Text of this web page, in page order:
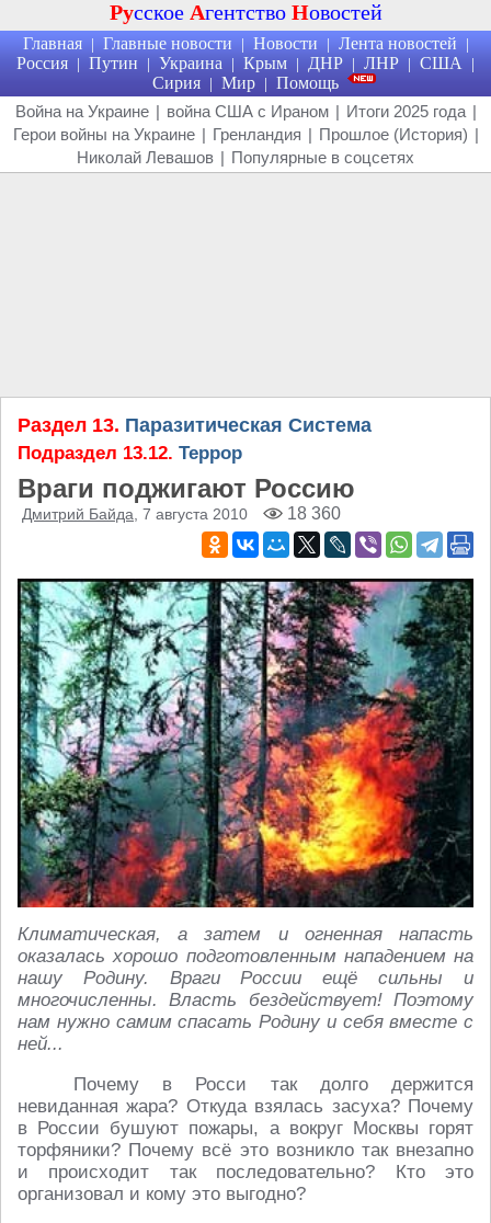
Русское Агентство Новостей
Главная | Главные новости | Новости | Лента новостей |
Россия | Путин | Украина | Крым | ДНР | ЛНР | США |
Сирия | Мир | Помощь
Война на Украине | война США с Ираном | Итоги 2025 года |
Герои войны на Украине | Гренландия | Прошлое (История) |
Николай Левашов | Популярные в соцсетях
Раздел 13. Паразитическая Система
Подраздел 13.12. Террор
Враги поджигают Россию
Дмитрий Байда , 7 августа 2010 18 360
Климатическая, а затем и огненная напасть
оказалась хорошо подготовленным нападением на
нашу Родину. Враги России ещё сильны и
многочисленны. Власть бездействует! Поэтому
нам нужно самим спасать Родину и себя вместе с
ней...
Почему в Росси так долго держится
невиданная жара? Откуда взялась засуха? Почему
в России бушуют пожары, а вокруг Москвы горят
торфяники? Почему всё это возникло так внезапно
и происходит так последовательно? Кто это
организовал и кому это выгодно?